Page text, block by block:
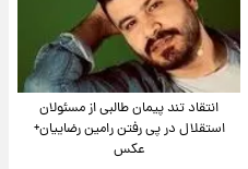
انتقاد تند پیمان طالبی از مسئولان
استقلال در پی رفتن رامین رضاییان+
عکس